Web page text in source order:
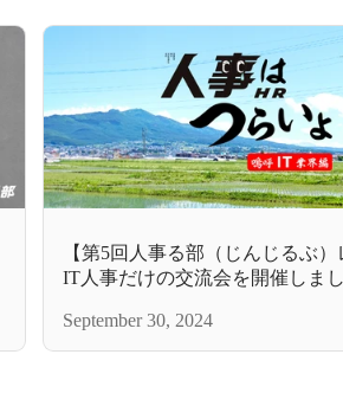
【第5回人事る部（じんじるぶ）
IT人事だけの交流会を開催しま
September 30, 2024